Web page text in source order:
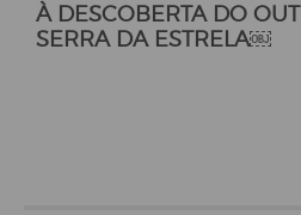
À DESCOBERTA DO
SERRA DA ESTRELA￼